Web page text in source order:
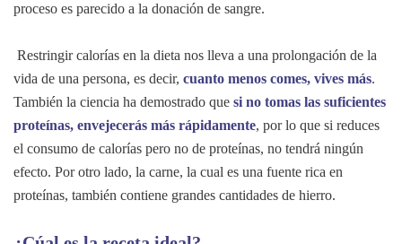
proceso es parecido a la donación de sangre.
Restringir calorías en la dieta nos lleva a una prolongación de la
vida de una persona, es decir, cuanto menos comes, vives más.
También la ciencia ha demostrado que si no tomas las suficientes
proteínas, envejecerás más rápidamente, por lo que si reduces
el consumo de calorías pero no de proteínas, no tendrá ningún
efecto. Por otro lado, la carne, la cual es una fuente rica en
proteínas, también contiene grandes cantidades de hierro.